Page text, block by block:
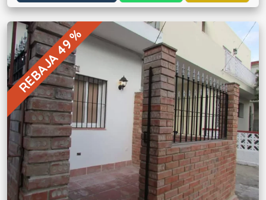
REBAJA 49 %